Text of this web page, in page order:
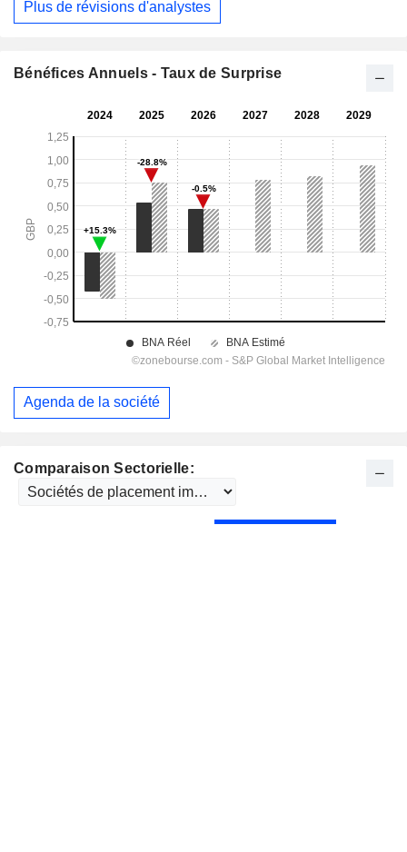
Comparaison Sectorielle:
Plus de révisions d'analystes
Bénéfices Annuels - Taux de Surprise
Agenda de la société